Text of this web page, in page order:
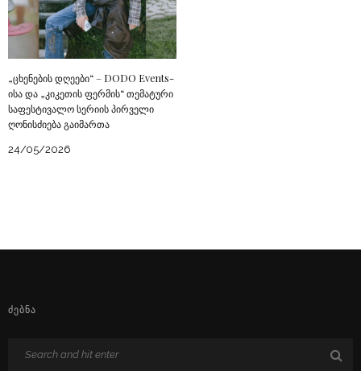
„ცხენების დღეები“ – DODO Events-
ისა და „კიკეთის ფერმის“ თემატური
საფესტივალო სერიის პირველი
ღონისძიება გაიმართა
24/05/2026
ᲫᲔᲑᲜᲐ